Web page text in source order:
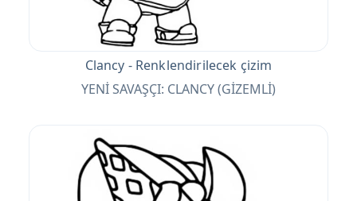
Clancy - Renklendirilecek çizim
YENİ SAVAŞÇI: CLANCY (GİZEMLİ)